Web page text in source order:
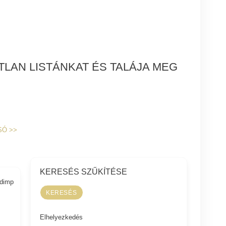
LISTÁNKAT ÉS TALÁJA MEG
>>
KERESÉS SZŰKÍTÉSE
Elhelyezkedés